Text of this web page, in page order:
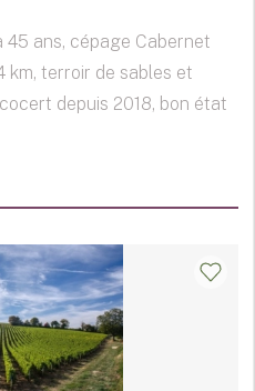
45 ans, cépage Cabernet
km, terroir de sables et
depuis 2018, bon état